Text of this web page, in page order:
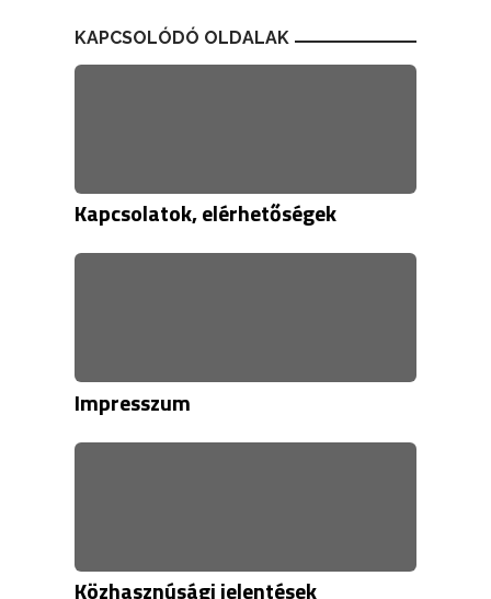
KAPCSOLÓDÓ OLDALAK
Kapcsolatok, elérhetőségek
Impresszum
Közhasznúsági jelentések